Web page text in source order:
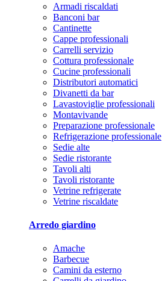
Armadi riscaldati
Banconi bar
Cantinette
Cappe professionali
Carrelli servizio
Cottura professionale
Cucine professionali
Distributori automatici
Divanetti da bar
Lavastoviglie professionali
Montavivande
Preparazione professionale
Refrigerazione professionale
Sedie alte
Sedie ristorante
Tavoli alti
Tavoli ristorante
Vetrine refrigerate
Vetrine riscaldate
Arredo giardino
Amache
Barbecue
Camini da esterno